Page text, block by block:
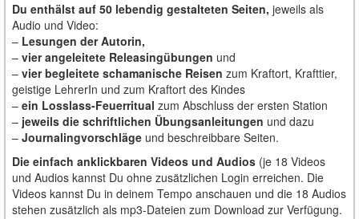
Du enthälst auf 50 lebendig gestalteten Seiten, jeweils als
Audio und Video:
– Lesungen der Autorin,
– vier angeleitete Releasingübungen und
– vier begleitete schamanische Reisen zum Kraftort, Krafttier,
geistige LehrerIn und zum Kraftort des Kindes
– ein Losslass-Feuerritual zum Abschluss der ersten Station
– jeweils die schriftlichen Übungsanleitungen und dazu
– Journalingvorschläge und beschreibbare Seiten.
Die einfach anklickbaren Videos und Audios (je 18 Videos
und Audios kannst Du ohne zusätzlichen Login erreichen. Die
Videos kannst Du in deinem Tempo anschauen und die 18 Audios
stehen zusätzlich als mp3-Dateien zum Download zur Verfügung.